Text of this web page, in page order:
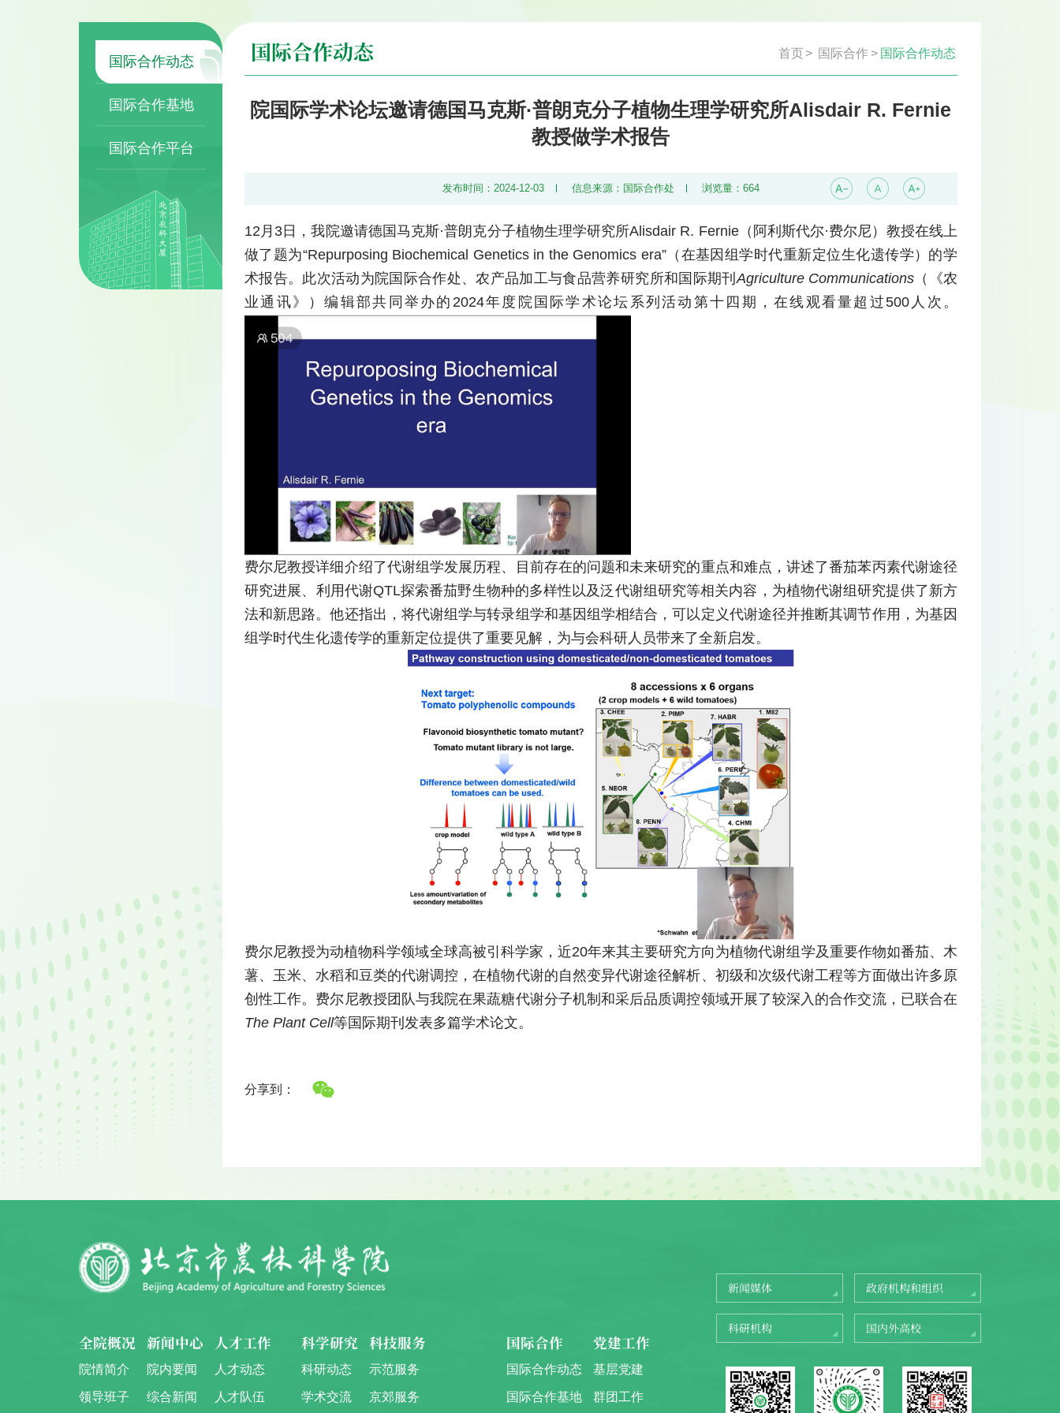
国际合作动态
国际合作基地
国际合作平台
首页> 国际合作 > 国际合作动态
国际合作动态
院国际学术论坛邀请德国马克斯·普朗克分子植物生理学研究所Alisdair R. Fernie
教授做学术报告
发布时间：2024-12-03 信息来源：国际合作处 浏览量： 664
12月3日，我院邀请德国马克斯·普朗克分子植物生理学研究所Alisdair R. Fernie（阿利斯代尔·费尔尼）教授在线上
做了题为“Repurposing Biochemical Genetics in the Genomics era”（在基因组学时代重新定位生化遗传学）的学
术报告。此次活动为院国际合作处、农产品加工与食品营养研究所和国际期刊Agriculture Communications（《农
业通讯》）编辑部共同举办的2024年度院国际学术论坛系列活动第十四期，在线观看量超过500人次。
费尔尼教授详细介绍了代谢组学发展历程、目前存在的问题和未来研究的重点和难点，讲述了番茄苯丙素代谢途径
研究进展、利用代谢QTL探索番茄野生物种的多样性以及泛代谢组研究等相关内容，为植物代谢组研究提供了新方
法和新思路。他还指出，将代谢组学与转录组学和基因组学相结合，可以定义代谢途径并推断其调节作用，为基因
组学时代生化遗传学的重新定位提供了重要见解，为与会科研人员带来了全新启发。
费尔尼教授为动植物科学领域全球高被引科学家，近20年来其主要研究方向为植物代谢组学及重要作物如番茄、木
薯、玉米、水稻和豆类的代谢调控，在植物代谢的自然变异代谢途径解析、初级和次级代谢工程等方面做出许多原
创性工作。费尔尼教授团队与我院在果蔬糖代谢分子机制和采后品质调控领域开展了较深入的合作交流，已联合在
The Plant Cell等国际期刊发表多篇学术论文。
分享到：
全院概况
院情简介
领导班子
新闻中心
院内要闻
综合新闻
人才工作
人才动态
人才队伍
科学研究
科研动态
学术交流
科技服务
示范服务
京郊服务
国际合作
国际合作动态
国际合作基地
党建工作
基层党建
群团工作
新闻媒体 政府机构和组织
科研机构 国内外高校